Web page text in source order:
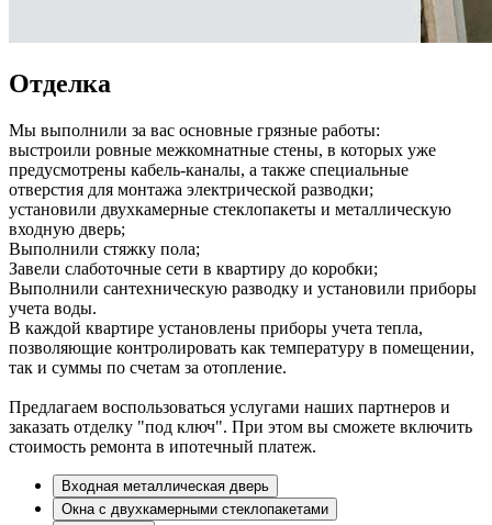
Отделка
Мы выполнили за вас основные грязные работы:
выстроили ровные межкомнатные стены, в которых уже
предусмотрены кабель-каналы, а также специальные
отверстия для монтажа электрической разводки;
установили двухкамерные стеклопакеты и металлическую
входную дверь;
Выполнили стяжку пола;
Завели слаботочные сети в квартиру до коробки;
Выполнили сантехническую разводку и установили приборы
учета воды.
В каждой квартире установлены приборы учета тепла,
позволяющие контролировать как температуру в помещении,
так и суммы по счетам за отопление.
Предлагаем воспользоваться услугами наших партнеров и
заказать отделку "под ключ". При этом вы сможете включить
стоимость ремонта в ипотечный платеж.
Входная металлическая дверь
Окна с двухкамерными стеклопакетами